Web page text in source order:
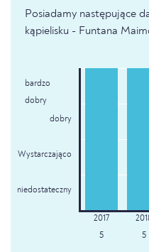
Posiadamy następujące
kąpielisku - Funtana
bardzo
dobry
dobry
Wystarczająco
niedostateczny
5 5